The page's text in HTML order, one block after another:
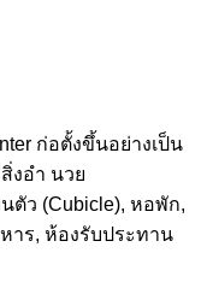
ก่อตั้งขึ้นอย่างเป็น
งอำ นวย
ตัว (Cubicle), หอพัก,
าร, ห้องรับประทาน